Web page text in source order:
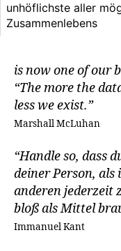
unhöflichste aller
Zusammenlebens
is now one of our
“The more the
less we exist.”
Marshall McLuhan
“Handle so, dass
deiner Person, als
anderen jederzeit
bloß als Mittel
Immanuel Kant